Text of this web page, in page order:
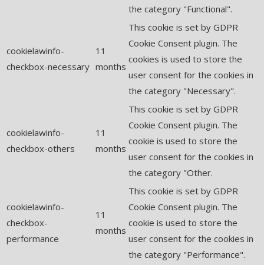
the category "Functional".
cookielawinfo-
checkbox-necessary
11
months
This cookie is set by GDPR
Cookie Consent plugin. The
cookies is used to store the
user consent for the cookies in
the category "Necessary".
cookielawinfo-
checkbox-others
11
months
This cookie is set by GDPR
Cookie Consent plugin. The
cookie is used to store the
user consent for the cookies in
the category "Other.
cookielawinfo-
checkbox-
performance
11
months
This cookie is set by GDPR
Cookie Consent plugin. The
cookie is used to store the
user consent for the cookies in
the category "Performance".